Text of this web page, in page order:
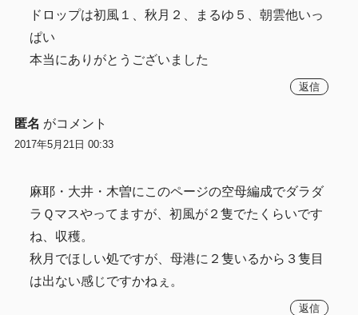
ドロップは初風１、秋月２、まるゆ５、朝雲他いっ
ぱい
本当にありがとうございました
返信
匿名 がコメント
2017年5月21日 00:33
麻耶・大井・木曽にこのページの空母編成でダラダ
ラＱマスやってますが、初風が２隻でたくらいです
ね、収穫。
秋月でほしい処ですが、母港に２隻いるから３隻目
は出ない感じですかねぇ。
返信